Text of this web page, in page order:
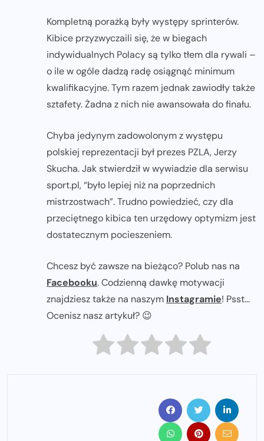
Kompletną porażką były występy sprinterów.
Kibice przyzwyczaili się, że w biegach
indywidualnych Polacy są tylko tłem dla rywali –
o ile w ogóle dadzą radę osiągnąć minimum
kwalifikacyjne. Tym razem jednak zawiodły także
sztafety. Żadna z nich nie awansowała do finału.
Chyba jedynym zadowolonym z występu
polskiej reprezentacji był prezes PZLA, Jerzy
Skucha. Jak stwierdził w wywiadzie dla serwisu
sport.pl, “było lepiej niż na poprzednich
mistrzostwach”. Trudno powiedzieć, czy dla
przeciętnego kibica ten urzędowy optymizm jest
dostatecznym pocieszeniem.
Chcesz być zawsze na bieżąco? Polub nas na
Facebooku. Codzienną dawkę motywacji
znajdziesz także na naszym Instagramie! Psst...
Ocenisz nasz artykuł? 😉